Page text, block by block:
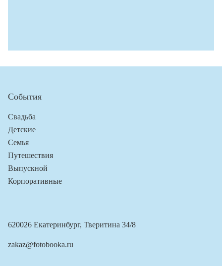
События
Свадьба
Детские
Семья
Путешествия
Выпускной
Корпоративные
620026 Екатеринбург, Тверитина 34/8
zakaz@fotobooka.ru